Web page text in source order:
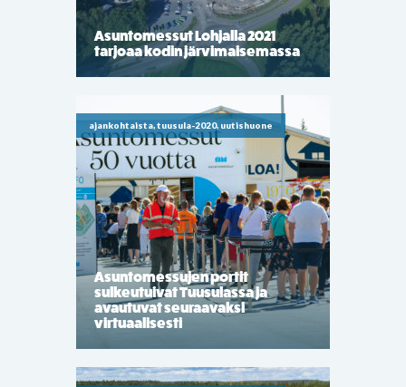
Asuntomessut Lohjalla 2021
tarjoaa kodin järvimaisemassa
ajankohtaista, tuusula-2020, uutishuone
Asuntomessujen portit
sulkeutuivat Tuusulassa ja
avautuvat seuraavaksi
virtuaalisesti